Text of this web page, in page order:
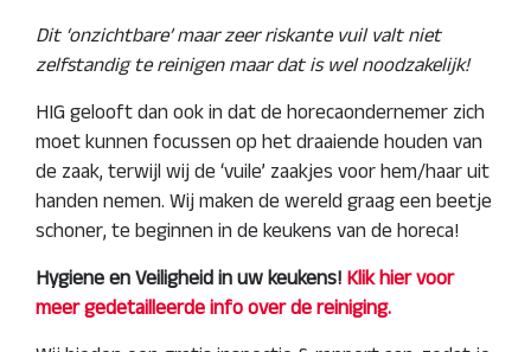
Dit ‘onzichtbare’ maar zeer riskante vuil valt niet
zelfstandig te reinigen maar dat is wel noodzakelijk!
HIG gelooft dan ook in dat de horecaondernemer zich
moet kunnen focussen op het draaiende houden van
de zaak, terwijl wij de ‘vuile’ zaakjes voor hem/haar uit
handen nemen. Wij maken de wereld graag een beetje
schoner, te beginnen in de keukens van de horeca!
Hygiene en Veiligheid in uw keukens! Klik hier voor
meer gedetailleerde info over de reiniging.